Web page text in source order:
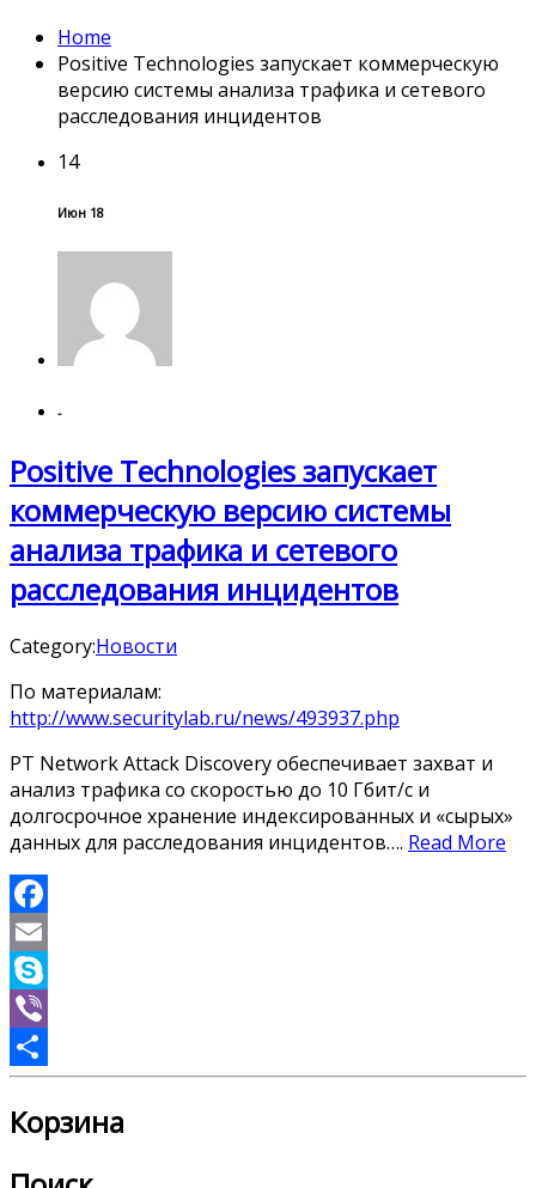
Home
Positive Technologies запускает коммерческую
версию системы анализа трафика и сетевого
расследования инцидентов
14
Июн 18
-
Positive Technologies запускает
коммерческую версию системы
анализа трафика и сетевого
расследования инцидентов
Category:Новости
По материалам:
http://www.securitylab.ru/news/493937.php
PT Network Attack Discovery обеспечивает захват и
анализ трафика со скоростью до 10 Гбит/с и
долгосрочное хранение индексированных и «сырых»
данных для расследования инцидентов…. Read More
Facebook
Email
Skype
Viber
Отправить
Корзина